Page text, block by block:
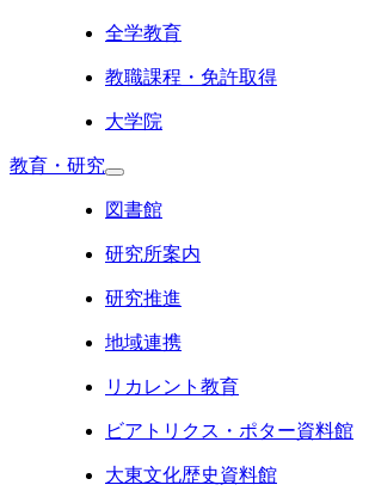
全学教育
教職課程・免許取得
大学院
教育・研究
図書館
研究所案内
研究推進
地域連携
リカレント教育
ビアトリクス・ポター資料館
大東文化歴史資料館